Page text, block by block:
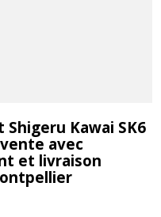
Kawai SK6
avec
et livraison